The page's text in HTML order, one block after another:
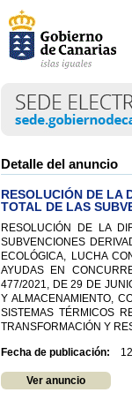
Detalle del anuncio
RESOLUCIÓN DE LA
TOTAL DE LAS
RESOLUCIÓN DE LA
SUBVENCIONES
ECOLÓGICA, LUCHA
AYUDAS EN
477/2021, DE 29 DE
Y ALMACENAMIENTO,
SISTEMAS TÉRMICOS
TRANSFORMACIÓN Y
Fecha de publicación:
Ver anuncio